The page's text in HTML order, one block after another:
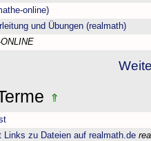
online)
und Übungen (realmath)
Links zu Dateien auf realmath.de